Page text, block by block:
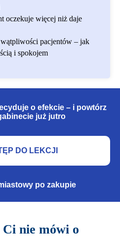
oczekuje więcej niż daje
pacjentów – jak
i spokojem
o efekcie – i powtórz
już jutro
DO LEKCJI
po zakupie
nie mówi o